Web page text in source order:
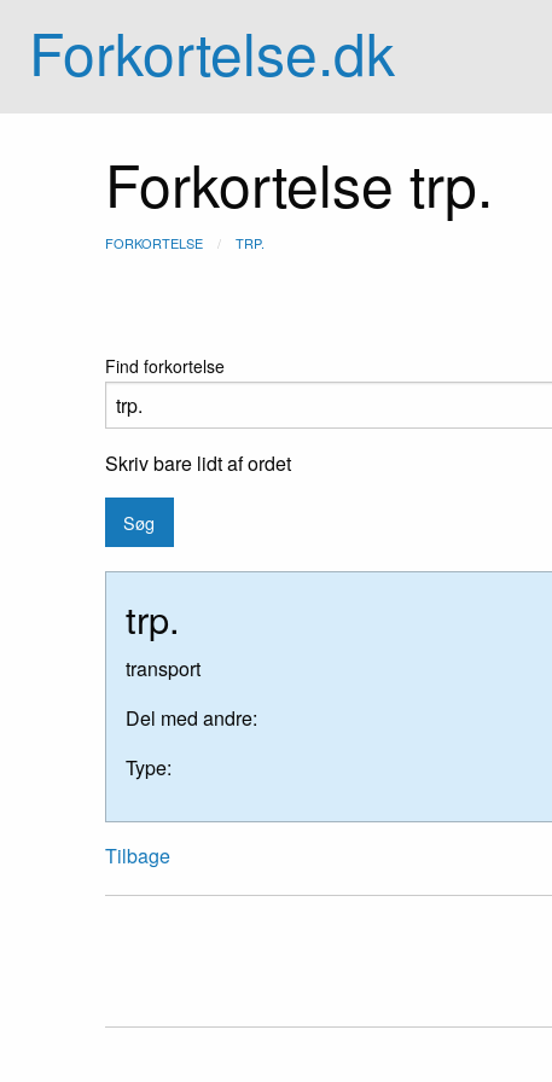
Forkortelse.dk
Forkortelse trp.
FORKORTELSE TRP.
Find forkortelse
Skriv bare lidt af ordet
trp.
transport
Del med andre:
Type:
Tilbage